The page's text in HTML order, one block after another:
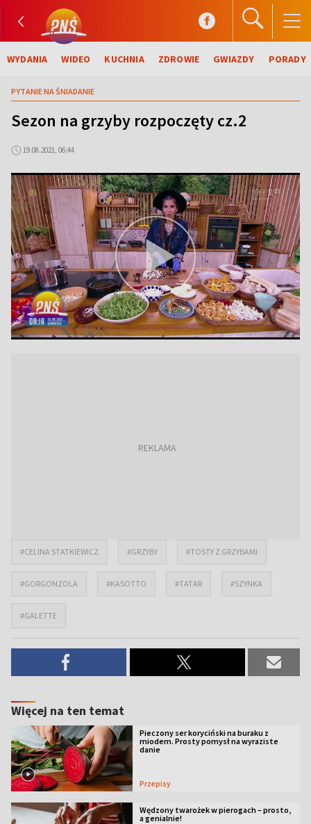
WYDANIA WIDEO KUCHNIA ZDROWIE GWIAZDY PORADY
PYTANIE NA ŚNIADANIE
Sezon na grzyby rozpoczęty cz.2
19.08.2021, 06:44
#CELINA STATKIEWICZ #GRZYBY #TOSTY Z GRZYBAMI
#GORGONZOLA #KASOTTO #TATAR #SZYNKA
#GALETTE
Więcej na ten temat
Pieczony ser koryciński na buraku z
miodem. Prosty pomysł na wyraziste
danie
Przepisy
Wędzony twarożek w pierogach – prosto,
a genialnie!